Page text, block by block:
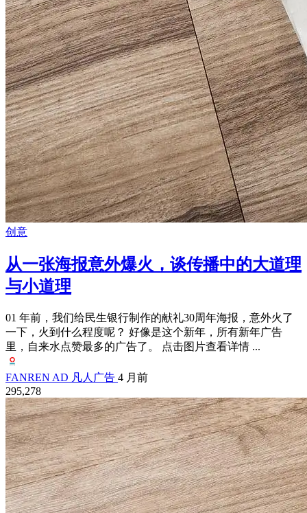
创意
从一张海报意外爆火，谈传播中的大道理
与小道理
01 年前，我们给民生银行制作的献礼30周年海报，意外火了
一下，火到什么程度呢？ 好像是这个新年，所有新年广告
里，自来水点赞最多的广告了。 点击图片查看详情 ...
FANREN AD 凡人广告 4 月前
295,278